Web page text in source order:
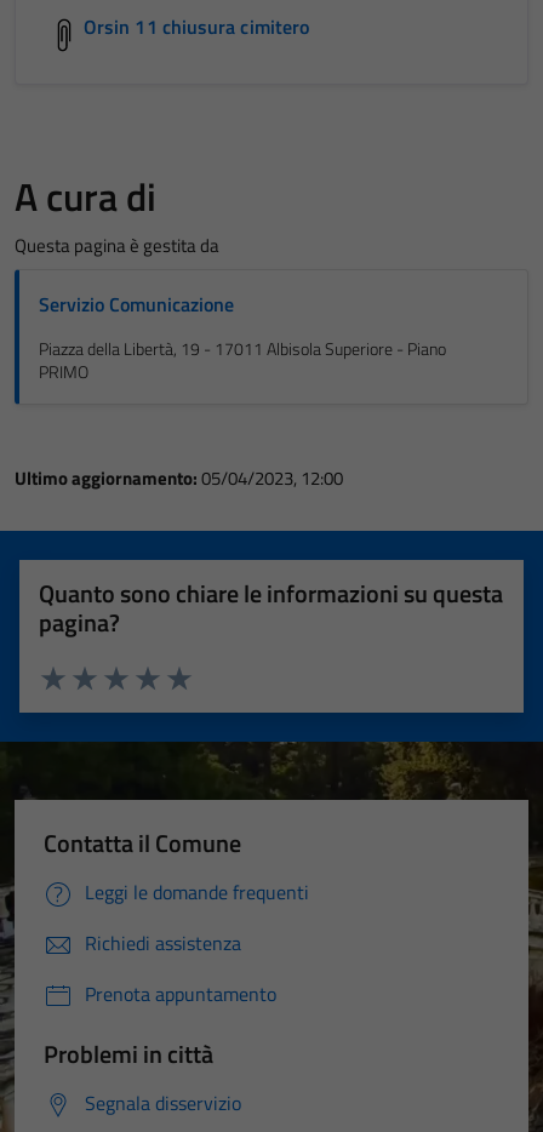
Orsin 11 chiusura cimitero
A cura di
Questa pagina è gestita da
Servizio Comunicazione
Piazza della Libertà, 19 - 17011 Albisola Superiore - Piano
PRIMO
Ultimo aggiornamento:05/04/2023, 12:00
Quanto sono chiare le informazioni su questa
pagina?
Valuta 5 stelle su 5
Valuta 4 stelle su 5
Valuta 3 stelle su 5
Valuta 2 stelle su 5
Valuta 1 stelle su 5
Contatta il Comune
Leggi le domande frequenti
Richiedi assistenza
Prenota appuntamento
Problemi in città
Segnala disservizio